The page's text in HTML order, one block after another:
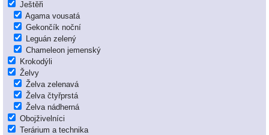
Ještěři
Agama vousatá
Gekončík noční
Leguán zelený
Chameleon jemenský
Krokodýli
Želvy
Želva zelenavá
Želva čtyřprstá
Želva nádherná
Obojživelníci
Terárium a technika